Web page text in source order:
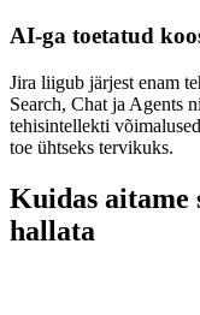
AI-ga toetatud
Jira liigub järjest enam
Search, Chat ja Agents
tehisintellekti
toe ühtseks tervikuks.
Kuidas
hallata